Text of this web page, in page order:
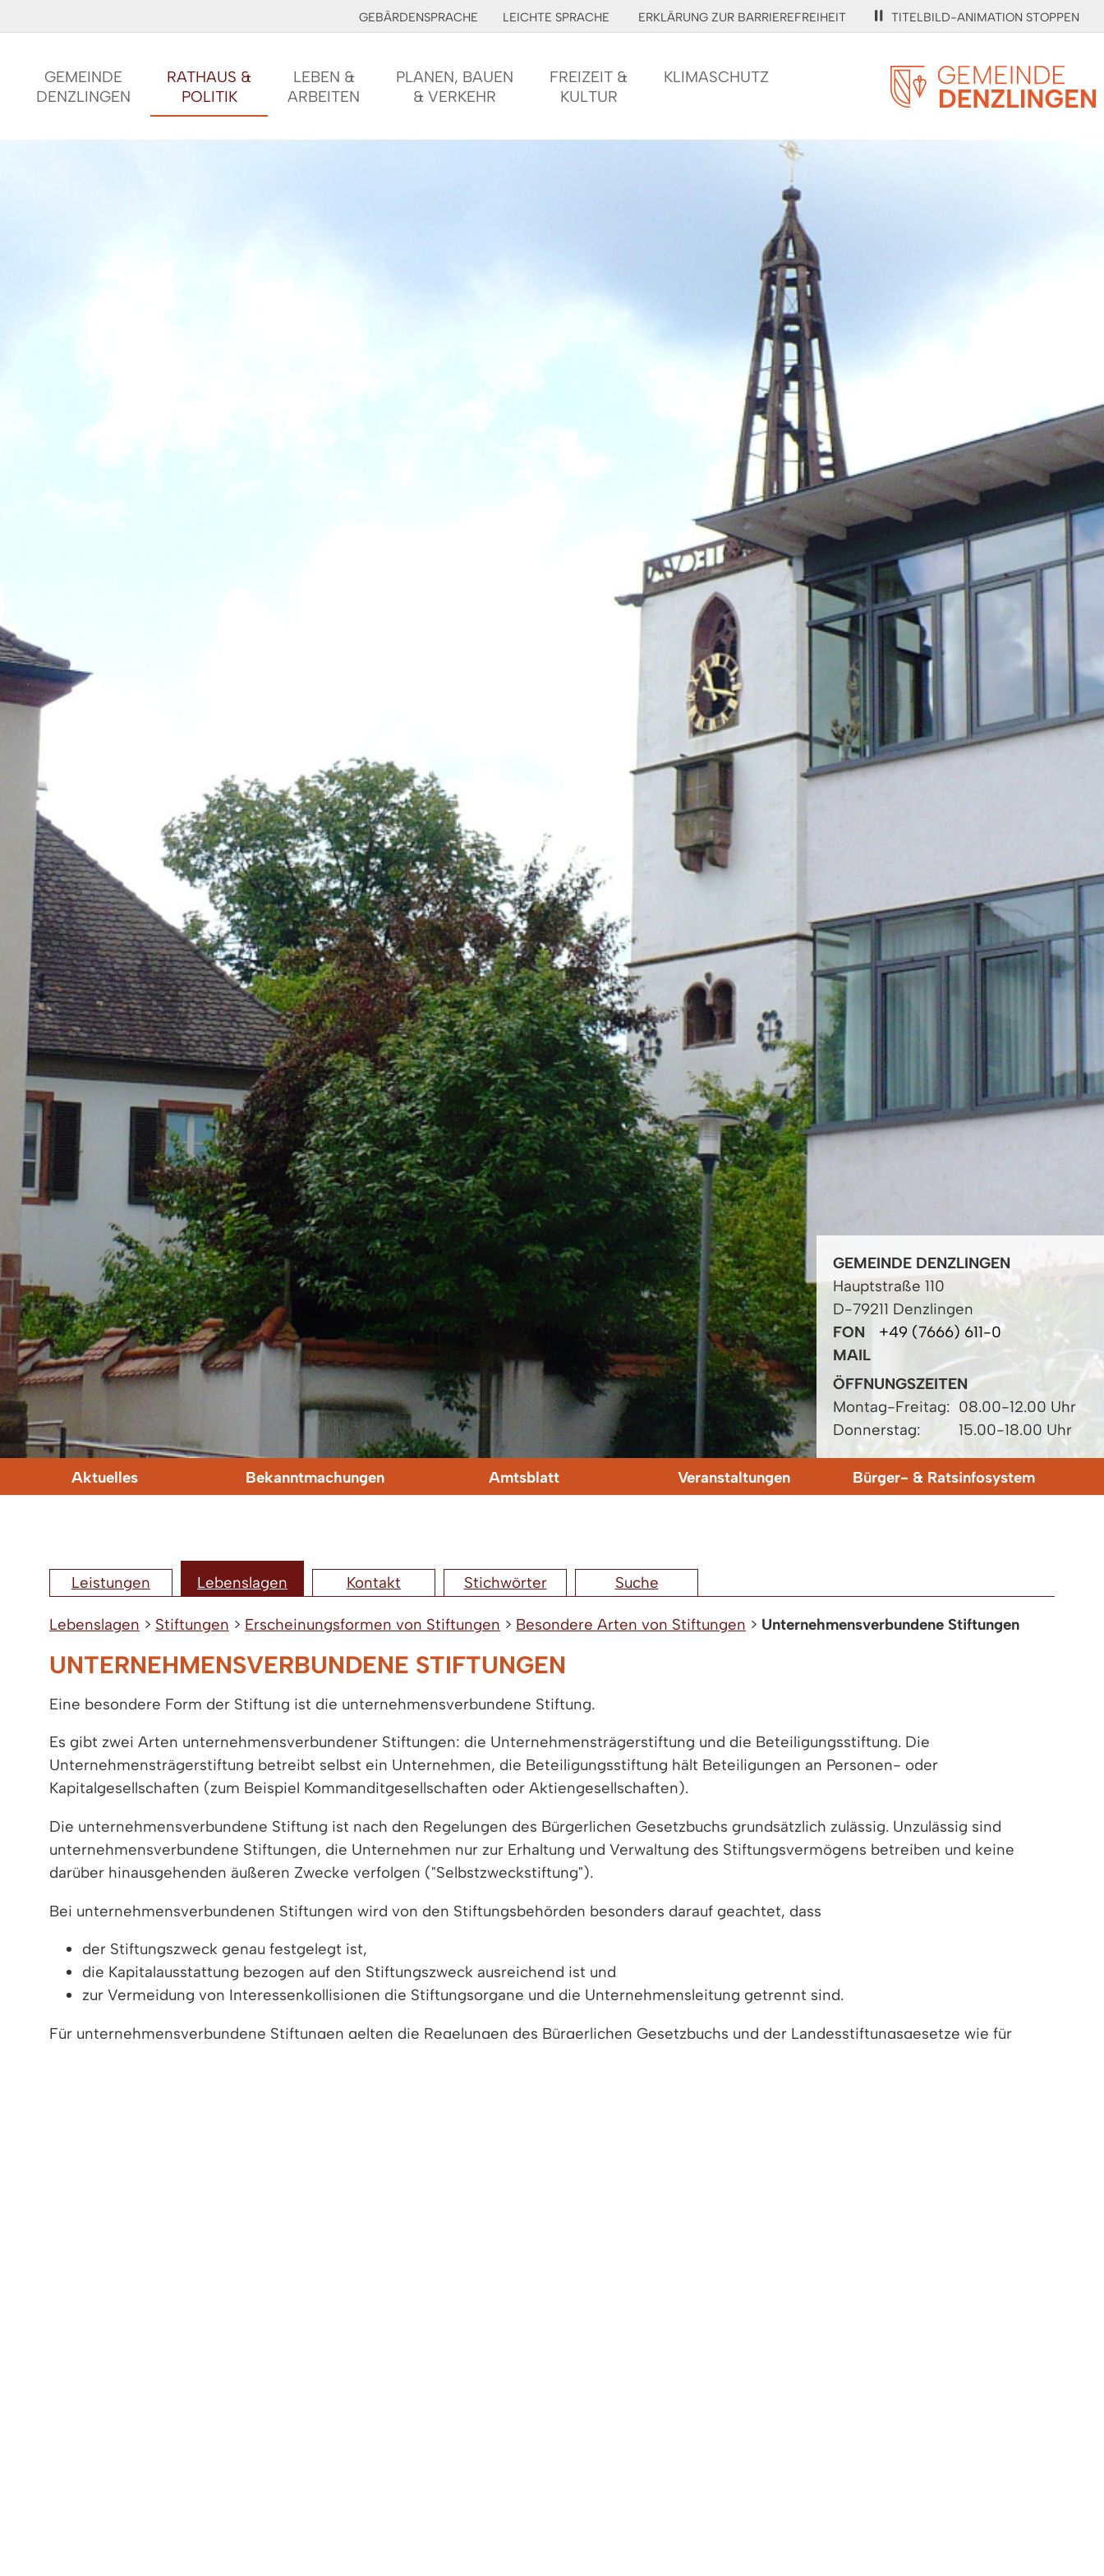
GEBÄRDENSPRACHE LEICHTE SPRACHE ERKLÄRUNG ZUR BARRIEREFREIHEIT TITELBILD-ANIMATION STOPPEN
GEMEINDE
DENZLINGEN
RATHAUS &
POLITIK
LEBEN &
ARBEITEN
PLANEN, BAUEN
& VERKEHR
FREIZEIT &
KULTUR
KLIMASCHUTZ
GEMEINDE DENZLINGEN
Hauptstraße 110
D-79211 Denzlingen
FON
+49 (7666) 611-0
MAIL
ÖFFNUNGSZEITEN
Montag-Freitag: 08.00-12.00 Uhr
Donnerstag:
15.00-18.00 Uhr
Aktuelles Bekanntmachungen Amtsblatt Veranstaltungen Bürger- & Ratsinfosystem
Leistungen Lebenslagen Kontakt Stichwörter Suche
Lebenslagen > Stiftungen > Erscheinungsformen von Stiftungen > Besondere Arten von Stiftungen > Unternehmensverbundene Stiftungen
UNTERNEHMENSVERBUNDENE STIFTUNGEN
Eine besondere Form der Stiftung ist die unternehmensverbundene Stiftung.
Es gibt zwei Arten unternehmensverbundener Stiftungen: die Unternehmensträgerstiftung und die Beteiligungsstiftung. Die
Unternehmensträgerstiftung betreibt selbst ein Unternehmen, die Beteiligungsstiftung hält Beteiligungen an Personen- oder
Kapitalgesellschaften (zum Beispiel Kommanditgesellschaften oder Aktiengesellschaften).
Die unternehmensverbundene Stiftung ist nach den Regelungen des Bürgerlichen Gesetzbuchs grundsätzlich zulässig. Unzulässig sind
unternehmensverbundene Stiftungen, die Unternehmen nur zur Erhaltung und Verwaltung des Stiftungsvermögens betreiben und keine
darüber hinausgehenden äußeren Zwecke verfolgen ("Selbstzweckstiftung").
Bei unternehmensverbundenen Stiftungen wird von den Stiftungsbehörden besonders darauf geachtet, dass
der Stiftungszweck genau festgelegt ist,
die Kapitalausstattung bezogen auf den Stiftungszweck ausreichend ist und
zur Vermeidung von Interessenkollisionen die Stiftungsorgane und die Unternehmensleitung getrennt sind.
Für unternehmensverbundene Stiftungen gelten die Regelungen des Bürgerlichen Gesetzbuchs und der Landesstiftungsgesetze wie für